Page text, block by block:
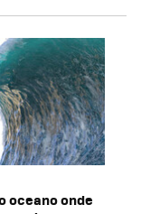
oceano onde